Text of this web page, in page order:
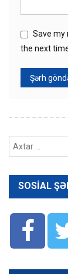
Save my
the next
SOSIAL